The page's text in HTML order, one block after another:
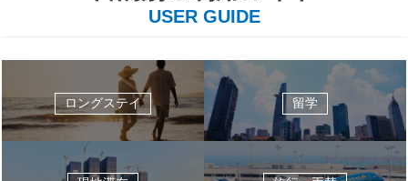
USER GUIDE
ロングステイ 留学